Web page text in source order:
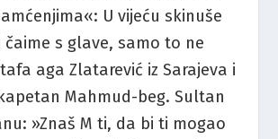
U vijeću skinuše
čaime s glave, samo to ne
aga Zlatarević iz Sarajeva i
Mahmud-beg. Sultan
»Znaš M ti, da bi ti mogao